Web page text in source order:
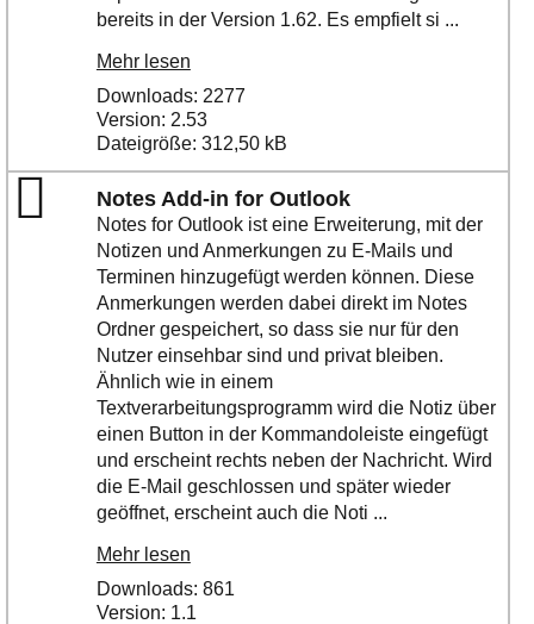
bereits in der Version 1.62. Es empfielt si ...
Mehr lesen
Downloads: 2277
Version: 2.53
Dateigröße: 312,50 kB
Notes Add-in for Outlook
Notes for Outlook ist eine Erweiterung, mit der
Notizen und Anmerkungen zu E-Mails und
Terminen hinzugefügt werden können. Diese
Anmerkungen werden dabei direkt im Notes
Ordner gespeichert, so dass sie nur für den
Nutzer einsehbar sind und privat bleiben.
Ähnlich wie in einem
Textverarbeitungsprogramm wird die Notiz über
einen Button in der Kommandoleiste eingefügt
und erscheint rechts neben der Nachricht. Wird
die E-Mail geschlossen und später wieder
geöffnet, erscheint auch die Noti ...
Mehr lesen
Downloads: 861
Version: 1.1